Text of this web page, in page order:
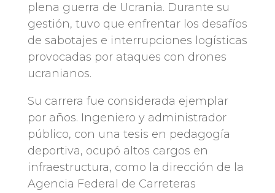
plena guerra de Ucrania. Durante su
gestión, tuvo que enfrentar los desafíos
de sabotajes e interrupciones logísticas
provocadas por ataques con drones
ucranianos.
Su carrera fue considerada ejemplar
por años. Ingeniero y administrador
público, con una tesis en pedagogía
deportiva, ocupó altos cargos en
infraestructura, como la dirección de la
Agencia Federal de Carreteras